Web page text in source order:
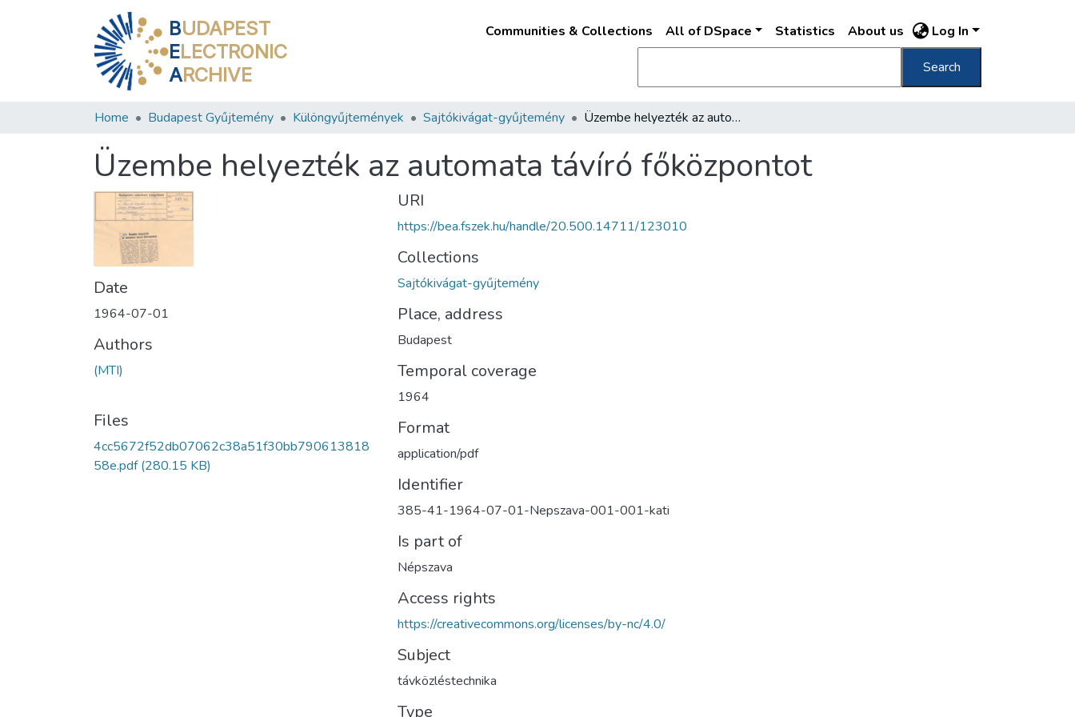
BUDAPEST
ELECTRONIC
ARCHIVE
Communities & Collections All of DSpace Statistics About us Log In
Search
Home Budapest Gyűjtemény Különgyűjtemények Sajtókivágat-gyűjtemény Üzembe helyezték az automata távíró főközpontot
Üzembe helyezték az automata távíró főközpontot
Date
1964-07-01
Authors
(MTI)
Files
4cc5672f52db07062c38a51f30bb790613818
58e.pdf(280.15 KB)
URI
https://bea.fszek.hu/handle/20.500.14711/123010
Collections
Sajtókivágat-gyűjtemény
Place, address
Budapest
Temporal coverage
1964
Format
application/pdf
Identifier
385-41-1964-07-01-Nepszava-001-001-kati
Is part of
Népszava
Access rights
https://creativecommons.org/licenses/by-nc/4.0/
Subject
távközléstechnika
Type